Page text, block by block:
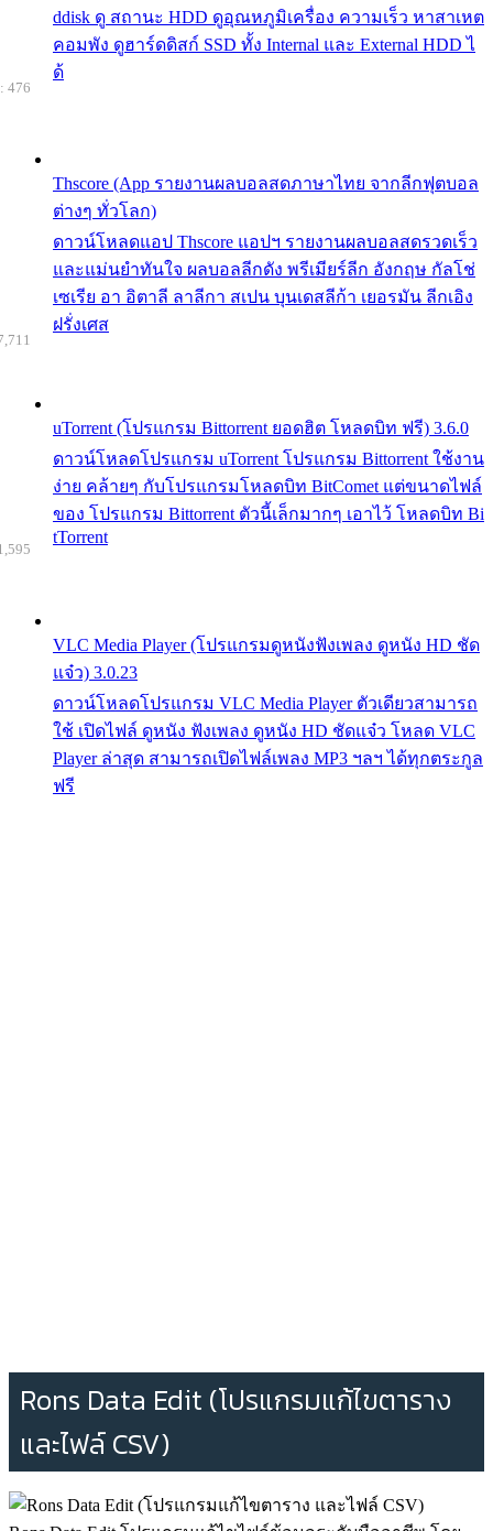
ddisk ดู สถานะ HDD ดูอุณหภูมิเครื่อง ความเร็ว หาสาเหต
คอมพัง ดูฮาร์ดดิสก์ SSD ทั้ง Internal และ External HDD ไ
ด้
Thscore (App รายงานผลบอลสดภาษาไทย จากลีกฟุตบอล
ต่างๆ ทั่วโลก)
ดาวน์โหลดแอป Thscore แอปฯ รายงานผลบอลสดรวดเร็ว
และแม่นยำทันใจ ผลบอลลีกดัง พรีเมียร์ลีก อังกฤษ กัลโช่
เซเรีย อา อิตาลี ลาลีกา สเปน บุนเดสลีก้า เยอรมัน ลีกเอิง
ฝรั่งเศส
476
uTorrent (โปรแกรม Bittorrent ยอดฮิต โหลดบิท ฟรี) 3.6.0
ดาวน์โหลดโปรแกรม uTorrent โปรแกรม Bittorrent ใช้งาน
ง่าย คล้ายๆ กับโปรแกรมโหลดบิท BitComet แต่ขนาดไฟล์
ของ โปรแกรม Bittorrent ตัวนี้เล็กมากๆ เอาไว้ โหลดบิท Bi
tTorrent
VLC Media Player (โปรแกรมดูหนังฟังเพลง ดูหนัง HD ชัด
แจ๋ว) 3.0.23
ดาวน์โหลดโปรแกรม VLC Media Player ตัวเดียวสามารถ
ใช้ เปิดไฟล์ ดูหนัง ฟังเพลง ดูหนัง HD ชัดแจ๋ว โหลด VLC
Player ล่าสุด สามารถเปิดไฟล์เพลง MP3 ฯลฯ ได้ทุกตระกูล
ฟรี
Rons Data Edit (โปรแกรมแก้ไขตาราง
และไฟล์ CSV)